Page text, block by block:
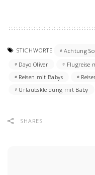
STICHWORTE Achtung
Dayo Oliver
Flugreise
Reisen mit Babys
Urlaubskleidung mit Baby
SHARES